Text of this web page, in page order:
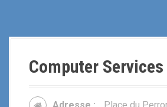
Computer Services